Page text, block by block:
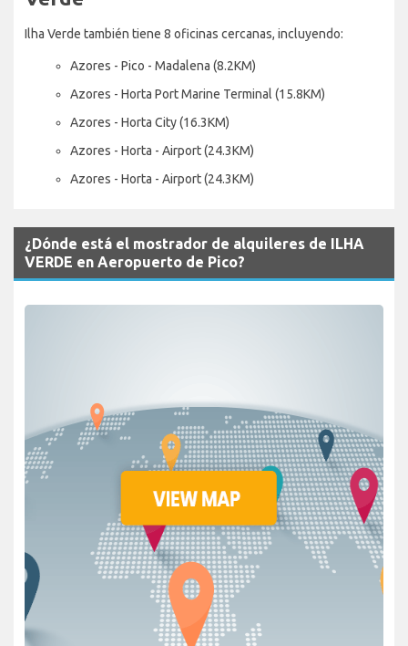
Ilha Verde también tiene 8 oficinas cercanas, incluyendo:
Azores - Pico - Madalena (8.2KM)
Azores - Horta Port Marine Terminal (15.8KM)
Azores - Horta City (16.3KM)
Azores - Horta - Airport (24.3KM)
Azores - Horta - Airport (24.3KM)
¿Dónde está el mostrador de alquileres de ILHA
VERDE en Aeropuerto de Pico?